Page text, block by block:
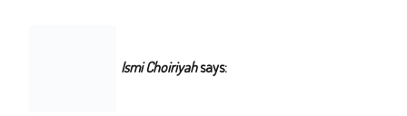
Ismi Choiriyahsays: